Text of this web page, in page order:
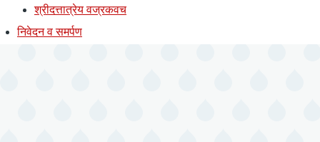
श्रीदत्तात्रेय वज्रकवच
निवेदन व समर्पण